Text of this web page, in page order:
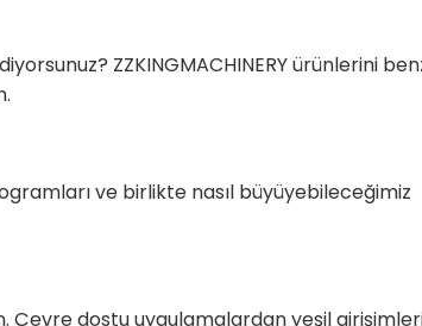
ZZKINGMACHINERY ürünlerini
ve birlikte nasıl büyüyebileceğimiz
Çevre dostu uygulamalardan yeşil